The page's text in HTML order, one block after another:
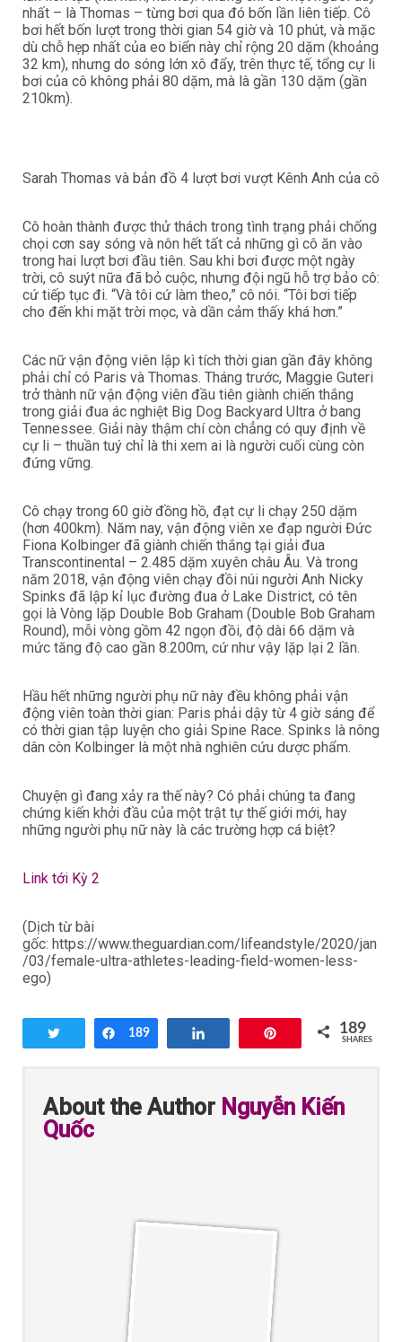
nhất – là Thomas – từng bơi qua đó bốn lần liên tiếp. Cô
bơi hết bốn lượt trong thời gian 54 giờ và 10 phút, và mặc
dù chỗ hẹp nhất của eo biển này chỉ rộng 20 dặm (khoảng
32 km), nhưng do sóng lớn xô đẩy, trên thực tế, tổng cự li
bơi của cô không phải 80 dặm, mà là gần 130 dặm (gần
210km).
Sarah Thomas và bản đồ 4 lượt bơi vượt Kênh Anh của cô
Cô hoàn thành được thử thách trong tình trạng phải chống
chọi cơn say sóng và nôn hết tất cả những gì cô ăn vào
trong hai lượt bơi đầu tiên. Sau khi bơi được một ngày
trời, cô suýt nữa đã bỏ cuộc, nhưng đội ngũ hỗ trợ bảo cô:
cứ tiếp tục đi. “Và tôi cứ làm theo,” cô nói. “Tôi bơi tiếp
cho đến khi mặt trời mọc, và dần cảm thấy khá hơn.”
Các nữ vận động viên lập kì tích thời gian gần đây không
phải chỉ có Paris và Thomas. Tháng trước, Maggie Guteri
trở thành nữ vận động viên đầu tiên giành chiến thắng
trong giải đua ác nghiệt Big Dog Backyard Ultra ở bang
Tennessee. Giải này thậm chí còn chẳng có quy định về
cự li – thuần tuý chỉ là thi xem ai là người cuối cùng còn
đứng vững.
Cô chạy trong 60 giờ đồng hồ, đạt cự li chạy 250 dặm
(hơn 400km). Năm nay, vận động viên xe đạp người Đức
Fiona Kolbinger đã giành chiến thắng tại giải đua
Transcontinental – 2.485 dặm xuyên châu Âu. Và trong
năm 2018, vận động viên chạy đồi núi người Anh Nicky
Spinks đã lập kỉ lục đường đua ở Lake District, có tên
gọi là Vòng lặp Double Bob Graham (Double Bob Graham
Round), mỗi vòng gồm 42 ngọn đồi, độ dài 66 dặm và
mức tăng độ cao gần 8.200m, cứ như vậy lặp lại 2 lần.
Hầu hết những người phụ nữ này đều không phải vận
động viên toàn thời gian: Paris phải dậy từ 4 giờ sáng để
có thời gian tập luyện cho giải Spine Race. Spinks là nông
dân còn Kolbinger là một nhà nghiên cứu dược phẩm.
Chuyện gì đang xảy ra thế này? Có phải chúng ta đang
chứng kiến khởi đầu của một trật tự thế giới mới, hay
những người phụ nữ này là các trường hợp cá biệt?
Link tới Kỳ 2
(Dịch từ bài
gốc: https://www.theguardian.com/lifeandstyle/2020/jan
/03/female-ultra-athletes-leading-field-women-less-
ego)
Tweet Share
189 189
SHARES
About the Author Nguyễn Kiến
Quốc